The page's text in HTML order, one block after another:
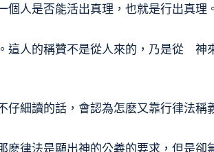
人是否能活出真理，也就是行出真理。
這人的稱贊不是從人來的，乃是從 神
細讀的話，會認為怎麽又靠行律法稱
律法是顯出神的公義的要求，但是卻